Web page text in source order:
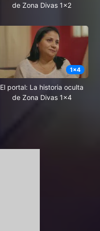
de Zona Divas 1x2
1x4
El portal: La historia oculta
de Zona Divas 1x4